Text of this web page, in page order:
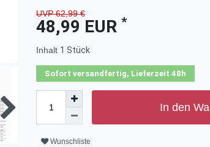
UVP 62,99 €
48,99 EUR *
Inhalt 1 Stück
Sofort versandfertig, Lieferzeit 48h
In den
Wunschliste